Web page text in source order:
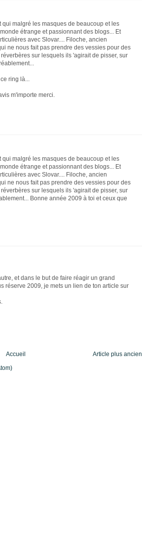
malgré les masques de beaucoup et les
étrange et passionnant des blogs... Et
avec Slovar.... Filoche, ancien
ne nous fait pas prendre des vessies pour des
sur lesquels ils 'agirait de pisser, sur
ring là...
m'importe merci.
malgré les masques de beaucoup et les
étrange et passionnant des blogs... Et
avec Slovar.... Filoche, ancien
ne nous fait pas prendre des vessies pour des
sur lesquels ils 'agirait de pisser, sur
Bonne année 2009 à toi et ceux que
et dans le but de faire réagir un grand
réserve 2009, je mets un lien de ton article sur
Article plus ancien
Accueil